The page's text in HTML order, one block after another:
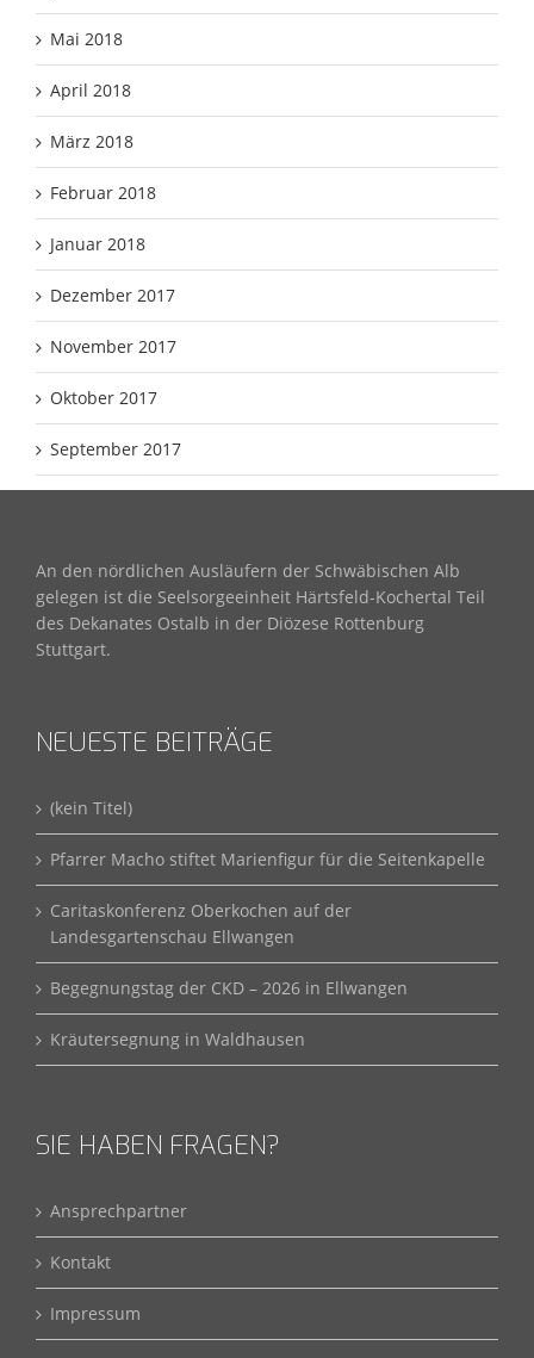
Mai 2018
April 2018
März 2018
Februar 2018
Januar 2018
Dezember 2017
November 2017
Oktober 2017
September 2017
An den nördlichen Ausläufern der Schwäbischen Alb
gelegen ist die Seelsorgeeinheit Härtsfeld-Kochertal Teil
des Dekanates Ostalb in der Diözese Rottenburg
Stuttgart.
NEUESTE BEITRÄGE
(kein Titel)
Pfarrer Macho stiftet Marienfigur für die Seitenkapelle
Caritaskonferenz Oberkochen auf der
Landesgartenschau Ellwangen
Begegnungstag der CKD – 2026 in Ellwangen
Kräutersegnung in Waldhausen
SIE HABEN FRAGEN?
Ansprechpartner
Kontakt
Impressum